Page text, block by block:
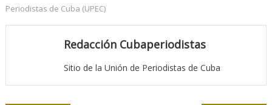
Periodistas de Cuba (UPEC)
Redacción Cubaperiodistas
Sitio de la Unión de Periodistas de Cuba